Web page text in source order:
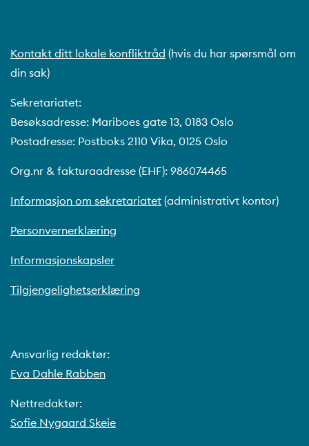
Kontakt ditt lokale konfliktråd (hvis du har spørsmål om
din sak)
Sekretariatet:
Besøksadresse: Mariboes gate 13, 0183 Oslo
Postadresse: Postboks 2110 Vika, 0125 Oslo
Org.nr & fakturaadresse (EHF): 986074465
Informasjon om sekretariatet (administrativt kontor)
Personvernerklæring
Informasjonskapsler
Tilgjengelighetserklæring
Ansvarlig redaktør:
Eva Dahle Rabben
Nettredaktør:
Sofie Nygaard Skeie